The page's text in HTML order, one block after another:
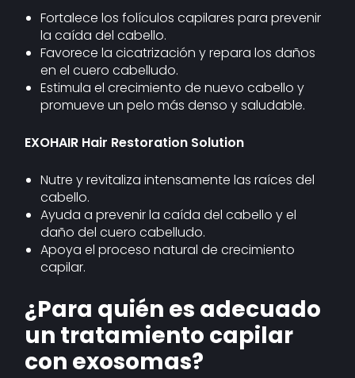
Fortalece los folículos capilares para prevenir
la caída del cabello.
Favorece la cicatrización y repara los daños
en el cuero cabelludo.
Estimula el crecimiento de nuevo cabello y
promueve un pelo más denso y saludable.
EXOHAIR Hair Restoration Solution
Nutre y revitaliza intensamente las raíces del
cabello.
Ayuda a prevenir la caída del cabello y el
daño del cuero cabelludo.
Apoya el proceso natural de crecimiento
capilar.
¿Para quién es adecuado
un tratamiento capilar
con exosomas?